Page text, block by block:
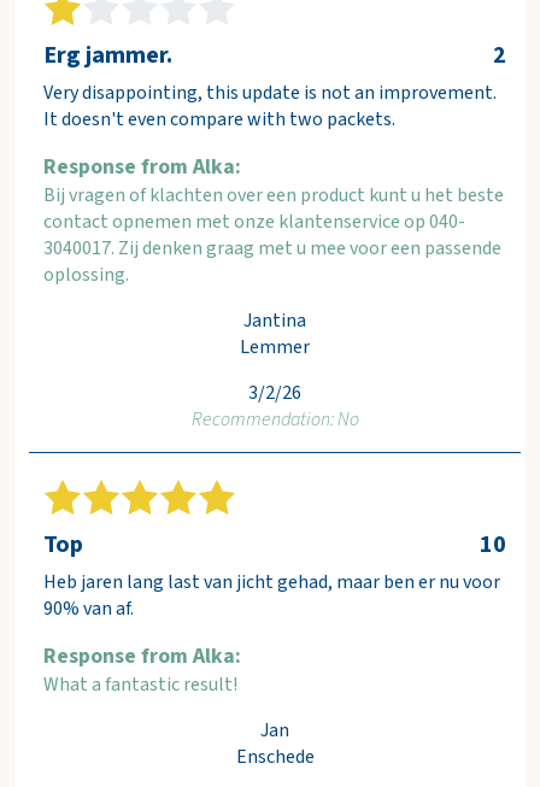
Jantina
Lemmer
3/2/26
Recommendation: No
Erg jammer. 2
Very disappointing, this update is not an improvement.
It doesn't even compare with two packets.
Response from Alka:
Bij vragen of klachten over een product kunt u het beste
contact opnemen met onze klantenservice op 040-
3040017. Zij denken graag met u mee voor een passende
oplossing.
Jan
Enschede
Top 10
Heb jaren lang last van jicht gehad, maar ben er nu voor
90% van af.
Response from Alka:
What a fantastic result!